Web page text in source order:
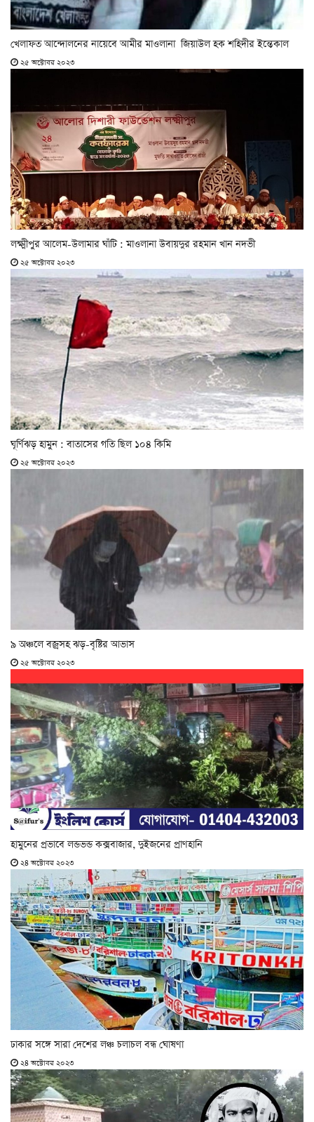
খেলাফত আন্দোলনের নায়েবে আমীর মাওলানা জিয়াউল হক শহিদীর ইন্তেকাল
২৫ অক্টোবর ২০২৩
লক্ষ্মীপুর আলেম-উলামার ঘাঁটি : মাওলানা উবায়দুর রহমান খান নদভী
২৫ অক্টোবর ২০২৩
ঘূর্ণিঝড় হামুন : বাতাসের গতি ছিল ১০৪ কিমি
২৫ অক্টোবর ২০২৩
৯ অঞ্চলে বজ্রসহ ঝড়-বৃষ্টির আভাস
২৫ অক্টোবর ২০২৩
হামুনের প্রভাবে লন্ডভন্ড কক্সবাজার, দুইজনের প্রাণহানি
২৪ অক্টোবর ২০২৩
ঢাকার সঙ্গে সারা দেশের লঞ্চ চলাচল বন্ধ ঘোষণা
২৪ অক্টোবর ২০২৩